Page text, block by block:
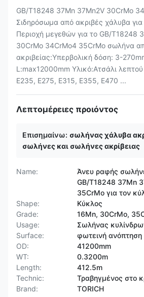
GB/T18248 37Mn 37Mn2V 30CrMo
Σιδηρόσωμα από ακριβές χάλυβα για
Περιοχή μεγεθών για το GB/T18248
30CrMo 34CrMo4 35CrMo σωλήνα
ακριβείας:Υπερβολική δόση: 3-
L:max12000mm Υλικό:Ατσάλι
Ε235, Ε275, Ε315, Ε355, Ε470 ...
Λεπτομέρειες προιόντος
Επισημαίνω: σωλήνας χάλυβα
σωλήνες και σωλήνες ακρίβειας
Name:
Άνευ ραφής
GB/T18248 37Mn
35CrMo για τον
Shape:
Κύκλος
Grade:
16Mn, 30CrMo,
Usage:
Σωλήνας
Surface:
φωτεινή ανόπτηση
OD:
41200mm
WT:
0.3200m
Length:
412.5m
Technic:
Τραβηγμένος στο
Brand:
TORICH